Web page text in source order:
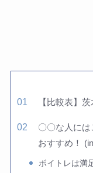
【比較表】
〇〇な人に
おすすめ！
ボイトレは満